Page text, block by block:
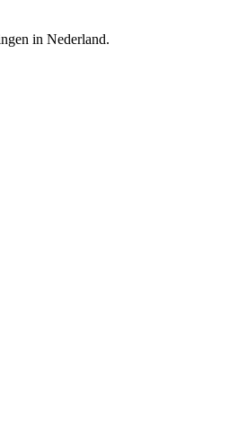
in Nederland.